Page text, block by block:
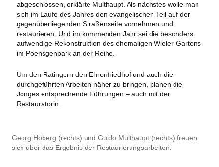
abgeschlossen, erklärte Multhaupt. Als nächstes wolle man
sich im Laufe des Jahres den evangelischen Teil auf der
gegenüberliegenden Straßenseite vornehmen und
restaurieren. Und im kommenden Jahr sei die besonders
aufwendige Rekonstruktion des ehemaligen Wieler-Gartens
im Poensgenpark an der Reihe.
Um den Ratingern den Ehrenfriedhof und auch die
durchgeführten Arbeiten näher zu bringen, planen die
Jonges entsprechende Führungen – auch mit der
Restauratorin.
Georg Hoberg (rechts) und Guido Multhaupt (rechts) freuen
sich über das Ergebnis der Restaurierungsarbeiten.